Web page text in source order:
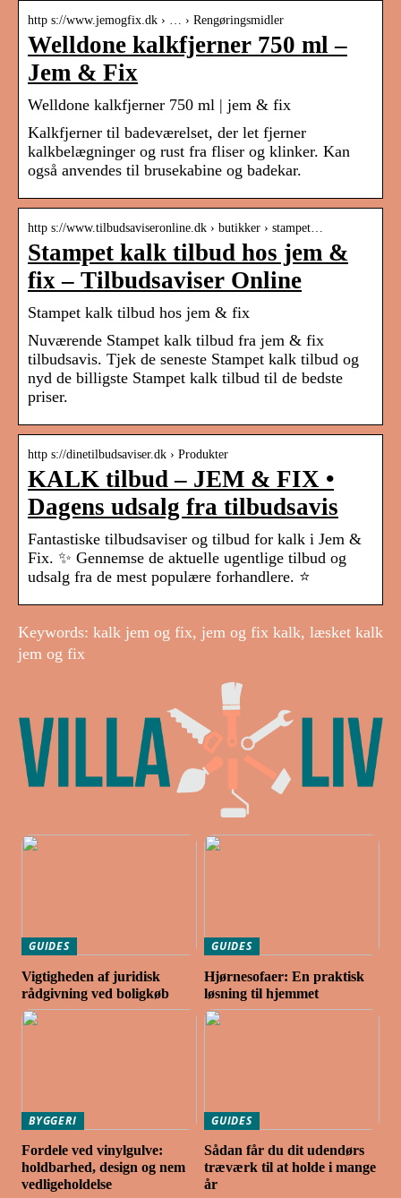
http s://www.jemogfix.dk › … › Rengøringsmidler
Welldone kalkfjerner 750 ml –
Jem & Fix
Welldone kalkfjerner 750 ml | jem & fix
Kalkfjerner til badeværelset, der let fjerner
kalkbelægninger og rust fra fliser og klinker. Kan
også anvendes til brusekabine og badekar.
http s://www.tilbudsaviseronline.dk › butikker › stampet…
Stampet kalk tilbud hos jem &
fix – Tilbudsaviser Online
Stampet kalk tilbud hos jem & fix
Nuværende Stampet kalk tilbud fra jem & fix
tilbudsavis. Tjek de seneste Stampet kalk tilbud og
nyd de billigste Stampet kalk tilbud til de bedste
priser.
http s://dinetilbudsaviser.dk › Produkter
KALK tilbud – JEM & FIX •
Dagens udsalg fra tilbudsavis
Fantastiske tilbudsaviser og tilbud for kalk i Jem &
Fix. ✨ Gennemse de aktuelle ugentlige tilbud og
udsalg fra de mest populære forhandlere. ⭐
Keywords: kalk jem og fix, jem og fix kalk, læsket kalk
jem og fix
GUIDES
Vigtigheden af juridisk
rådgivning ved boligkøb
GUIDES
Hjørnesofaer: En praktisk
løsning til hjemmet
BYGGERI
Fordele ved vinylgulve:
holdbarhed, design og nem
vedligeholdelse
GUIDES
Sådan får du dit udendørs
træværk til at holde i mange
år